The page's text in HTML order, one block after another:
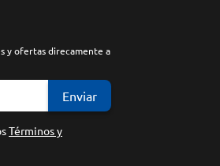
y ofertas direcamente a
Enviar
Términos y